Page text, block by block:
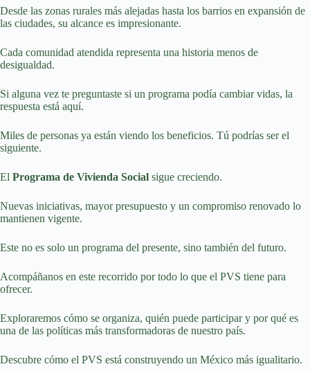
Desde las zonas rurales más alejadas hasta los barrios en expansión de
las ciudades, su alcance es impresionante.
Cada comunidad atendida representa una historia menos de
desigualdad.
Si alguna vez te preguntaste si un programa podía cambiar vidas, la
respuesta está aquí.
Miles de personas ya están viendo los beneficios. Tú podrías ser el
siguiente.
El Programa de Vivienda Social sigue creciendo.
Nuevas iniciativas, mayor presupuesto y un compromiso renovado lo
mantienen vigente.
Este no es solo un programa del presente, sino también del futuro.
Acompáñanos en este recorrido por todo lo que el PVS tiene para
ofrecer.
Exploraremos cómo se organiza, quién puede participar y por qué es
una de las políticas más transformadoras de nuestro país.
Descubre cómo el PVS está construyendo un México más igualitario.